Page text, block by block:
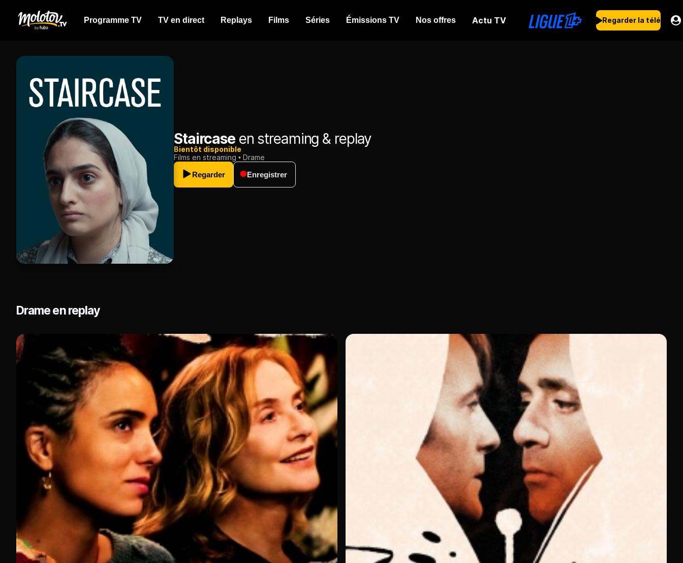
Programme TV TV en direct Replays Films Séries Émissions TV Nos offres Actu TV Regarder la télé
Staircaseen streaming & replay
Bientôt disponible
Films en streaming
Drame
Regarder
Enregistrer
Drame en replay